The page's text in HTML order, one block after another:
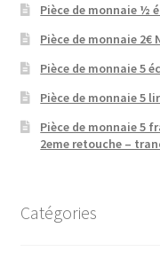
Pièce de monnaie ½
Pièce de monnaie 2€
Pièce de monnaie 5
Pièce de monnaie 5
Pièce de monnaie 5
2eme retouche –
Catégories